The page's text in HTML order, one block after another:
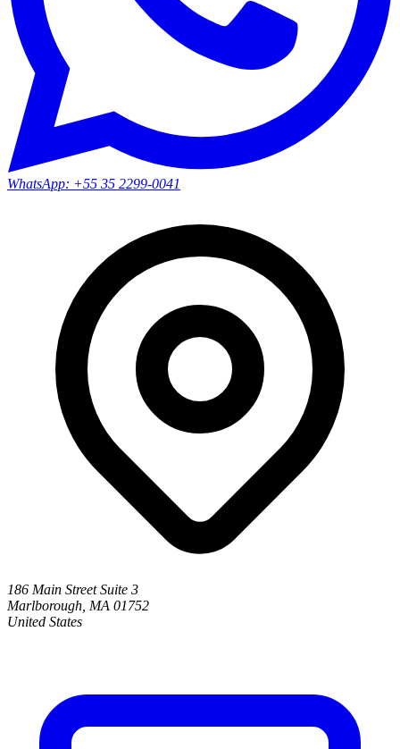
WhatsApp: +55 35 2299-0041
186 Main Street Suite 3
Marlborough, MA 01752
United States